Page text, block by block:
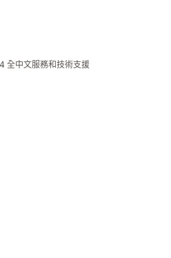
全中文服務和技術支援